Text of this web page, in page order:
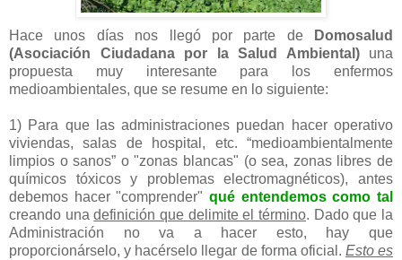
Hace unos días nos llegó por parte de
Domosalud
(Asociación Ciudadana por la Salud Ambiental) una
propuesta muy interesante para los enfermos
medioambientales, que se resume en lo siguiente:
1) Para que las administraciones puedan hacer operativo
viviendas, salas de hospital, etc. “medioambientalmente
limpios o sanos” o "zonas blancas" (o sea, zonas libres de
químicos tóxicos y problemas electromagnéticos), antes
debemos hacer "comprender" qué entendemos como tal
creando unadefinición que delimite el término. Dado que la
Administración no va a hacer esto, hay que
proporcionárselo, y hacérselo llegar de forma oficial. Esto es